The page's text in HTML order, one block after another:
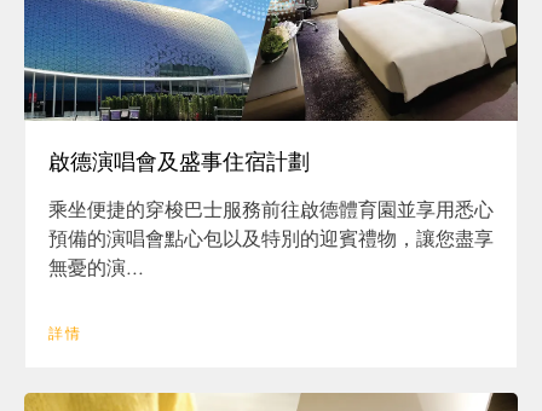
啟德演唱會及盛事住宿計劃
乘坐便捷的穿梭巴士服務前往啟德體育園並享用悉心
預備的演唱會點心包以及特別的迎賓禮物，讓您盡享
無憂的演...
詳情